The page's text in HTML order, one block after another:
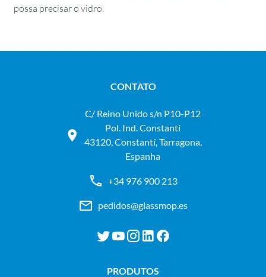
possa precisar o vidro.
CONTATO
C/ Reino Unido s/n P10-P12
Pol. Ind. Constantí
43120, Constantí, Tarragona,
Espanha
+34 976 900 213
pedidos@glassmop.es
PRODUTOS